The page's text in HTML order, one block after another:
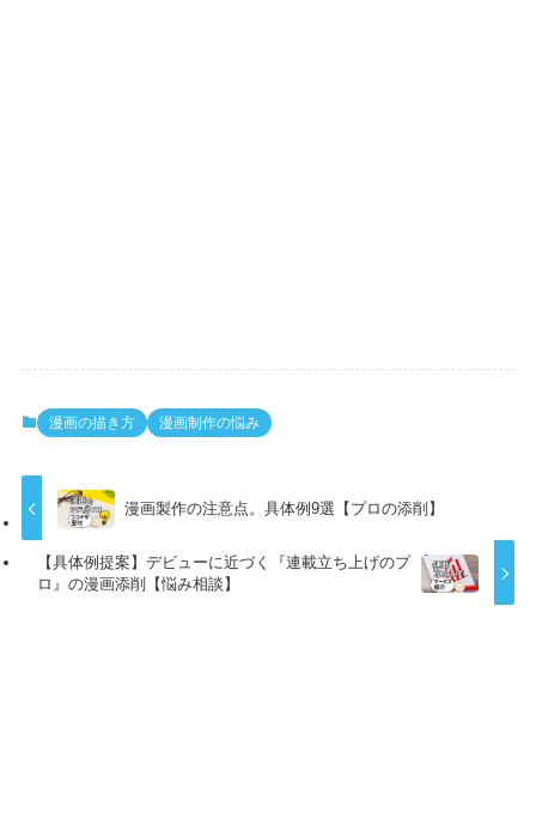
漫画の描き方 漫画制作の悩み
漫画製作の注意点。具体例9選【プロの添削】
【具体例提案】デビューに近づく『連載立ち上げのプ
ロ』の漫画添削【悩み相談】